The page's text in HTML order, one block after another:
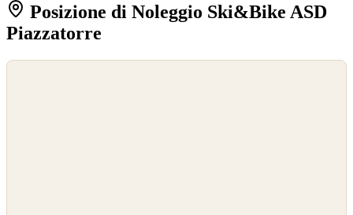
Posizione di Noleggio Ski&Bike ASD
Piazzatorre